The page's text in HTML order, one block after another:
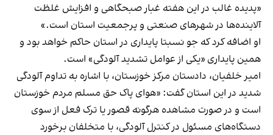
«پدیده غالب در این هفته غبار صبحگاهی و افزایش غلظت
آلاینده‌ها در شهرهای صنعتی و پرجمعیت استان است.»
او اضافه کرد که جو نسبتا پایداری در استان حاکم خواهد بود و
همین پایداری «یکی از عوامل تشدید آلودگی» است.
امیر خلفیان، دادستان مرکز خوزستان، با اشاره به تداوم آلودگی
شدید در این استان گفت: «هوای پاک حق مسلم مردم خوزستان
است و در صورت مشاهده هرگونه قصور یا ترک فعل از سوی
دستگاه‌های مسئول در کنترل آلودگی، با متخلفان برخورد